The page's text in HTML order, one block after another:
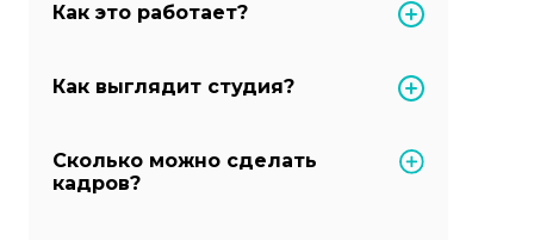
Как это работает?
Как выглядит студия?
Сколько можно сделать
кадров?